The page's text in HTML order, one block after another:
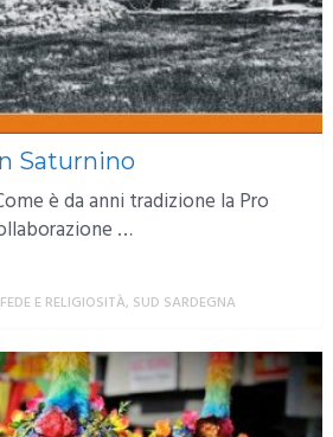
Saturnino
è da anni tradizione la Pro
…
FEDE E RELIGIOSITÀ, SUD SARDEGNA